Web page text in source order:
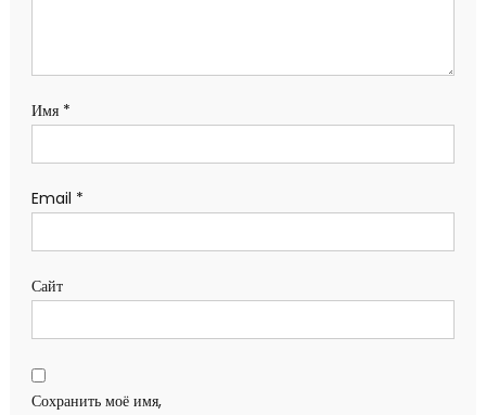
Имя *
Email *
Сайт
Сохранить моё имя,